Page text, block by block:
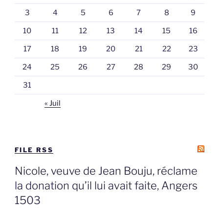
3 4 5 6 7 8 9
10 11 12 13 14 15 16
17 18 19 20 21 22 23
24 25 26 27 28 29 30
31
« Juil
FILE RSS
Nicole, veuve de Jean Bouju, réclame
la donation qu’il lui avait faite, Angers
1503